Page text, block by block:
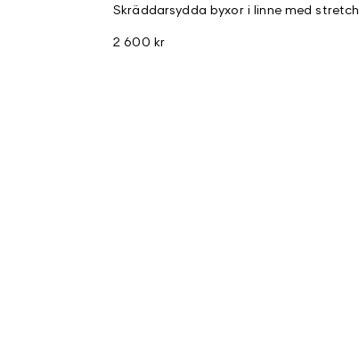
Skräddarsydda byxor i linne med stretch
2 600 kr